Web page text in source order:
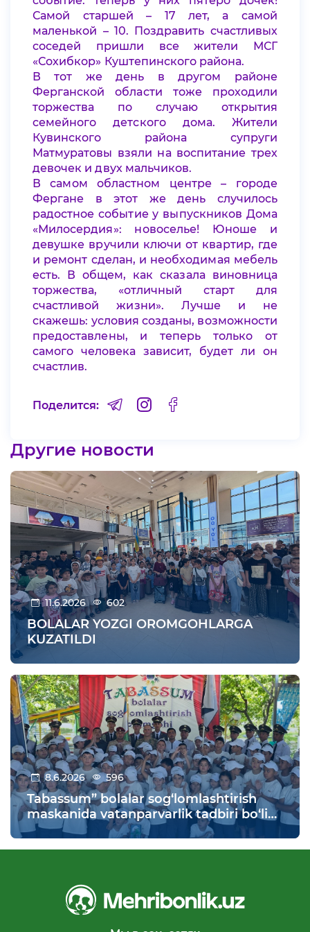
Самой старшей – 17 лет, а самой
маленькой – 10. Поздравить счастливых
соседей пришли все жители МСГ
«Сохибкор» Куштепинского района.
В тот же день в другом районе
Ферганской области тоже проходили
торжества по случаю открытия
семейного детского дома. Жители
Кувинского района супруги
Матмуратовы взяли на воспитание трех
девочек и двух мальчиков.
В самом областном центре – городе
Фергане в этот же день случилось
радостное событие у выпускников Дома
«Милосердия»: новоселье! Юноше и
девушке вручили ключи от квартир, где
и ремонт сделан, и необходимая мебель
есть. В общем, как сказала виновница
торжества, «отличный старт для
счастливой жизни». Лучше и не
скажешь: условия созданы, возможности
предоставлены, и теперь только от
самого человека зависит, будет ли он
счастлив.
Поделится:
Другие новости
11.6.2026 602
BOLALAR YOZGI OROMGOHLARGA
KUZATILDI
8.6.2026 596
Tabassum” bolalar sog‘lomlashtirish
maskanida vatanparvarlik tadbiri bo‘lib
o‘tdi